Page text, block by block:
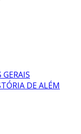
DE ALÉM